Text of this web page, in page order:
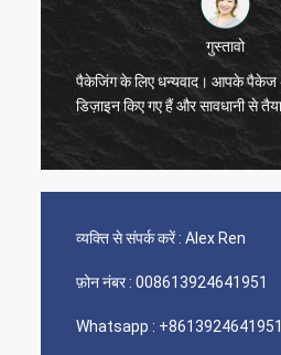
विजेता
धन्यवाद, ज़ो।
व्यक्ति से संपर्क करें : Alex Ren
फ़ोन नंबर : 008613924641951
Whatsapp : +8613924641951